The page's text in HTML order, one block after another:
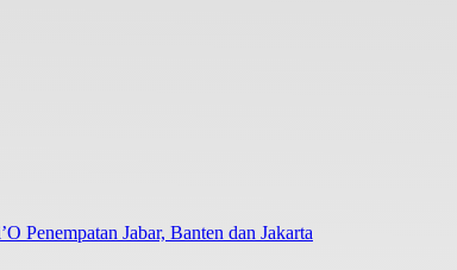
Penempatan Jabar, Banten dan Jakarta